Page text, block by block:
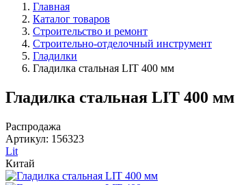
Главная
Каталог товаров
Строительство и ремонт
Строительно-отделочный инструмент
Гладилки
Гладилка стальная LIT 400 мм
Гладилка стальная LIT 400 мм
Распродажа
Артикул: 156323
Lit
Китай